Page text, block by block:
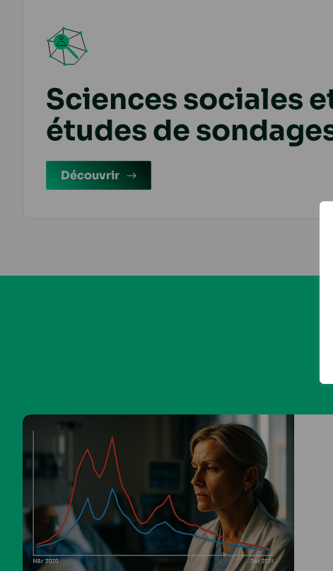
Sciences sociales
études de
Découvrir